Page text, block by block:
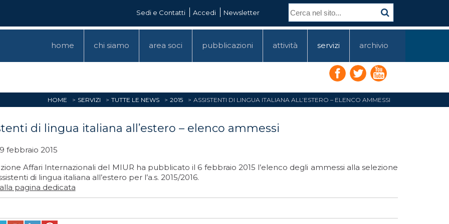
Sedi e Contatti Accedi Newsletter
home chi siamo area soci pubblicazioni attività servizi archivio
HOME SERVIZI TUTTE LE NEWS 2015 ASSISTENTI DI LINGUA ITALIANA ALL’ESTERO – ELENCO AMMESSI
di lingua italiana all’estero – elenco ammessi
febbraio 2015
Affari lnternazionali del MIUR ha pubblicato il 6 febbraio 2015 l’elenco degli ammessi alla selezione
di lingua italiana all’estero per l’a.s. 2015/2016.
pagina dedicata